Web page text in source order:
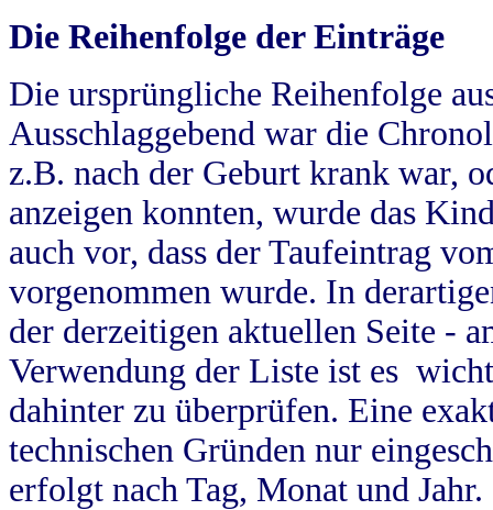
Die Reihenfolge der Einträge
Die ursprüngliche Reihenfolge
Ausschlaggebend war die
z.B. nach der Geburt krank war,
anzeigen konnten, wurde das
auch vor, dass der Taufeintrag
vorgenommen wurde. In
der derzeitigen aktuellen Seite -
Verwendung der Liste ist es
dahinter zu überprüfen. Eine
technischen Gründen nur
erfolgt nach Tag, Monat und Jahr.